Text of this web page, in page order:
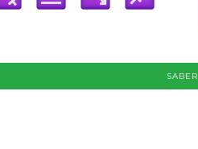
SABER